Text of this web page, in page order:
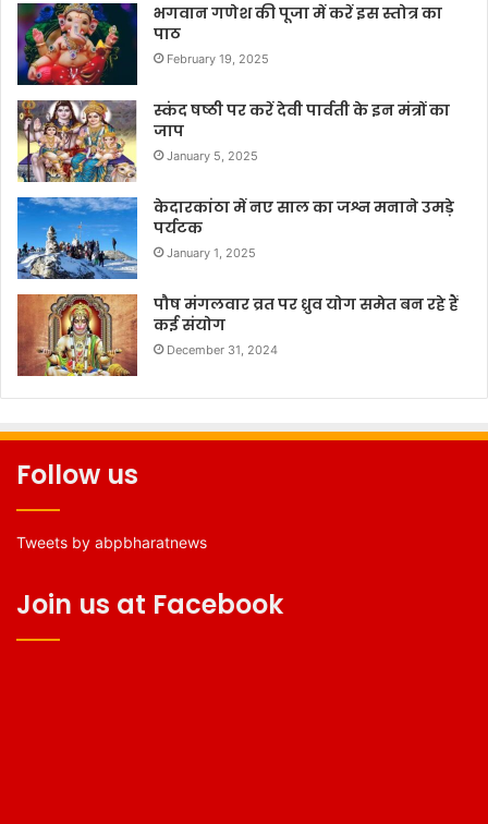
भगवान गणेश की पूजा में करें इस स्तोत्र का
पाठ
February 19, 2025
स्कंद षष्ठी पर करें देवी पार्वती के इन मंत्रों का
जाप
January 5, 2025
केदारकांठा में नए साल का जश्न मनाने उमड़े
पर्यटक
January 1, 2025
पौष मंगलवार व्रत पर ध्रुव योग समेत बन रहे हैं
कई संयोग
December 31, 2024
Follow us
Tweets by abpbharatnews
Join us at Facebook